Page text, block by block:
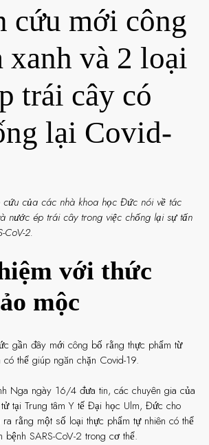
cứu mới công
xanh và 2 loại
trái cây có
lại Covid-
cứu của các nhà khoa học Đức nói về tác
nước ép trái cây trong việc chống lại sự tấn
CoV-2.
với thức
mộc
gần đây mới công bố rằng thực phẩm từ
thể giúp ngăn chặn Covid-19.
Nga ngày 16/4 đưa tin, các chuyên gia của
tại Trung tâm Y tế Đại học Ulm, Đức cho
rằng một số loại thực phẩm tự nhiên có thể
bệnh SARS-CoV-2 trong cơ thể.